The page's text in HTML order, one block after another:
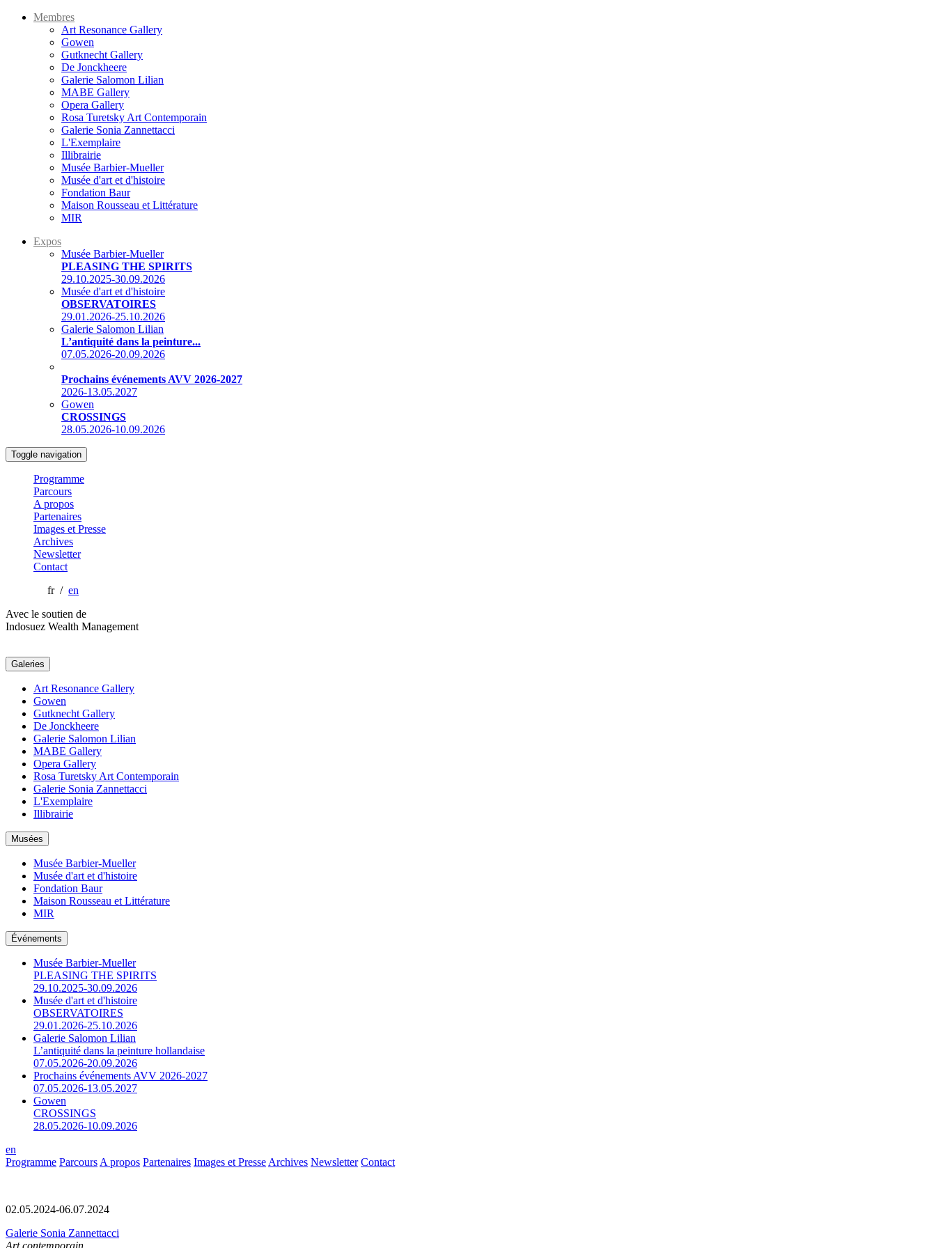
Membres
Art Resonance Gallery
Gowen
Gutknecht Gallery
De Jonckheere
Galerie Salomon Lilian
MABE Gallery
Opera Gallery
Rosa Turetsky Art Contemporain
Galerie Sonia Zannettacci
L'Exemplaire
Illibrairie
Musée Barbier-Mueller
Musée d'art et d'histoire
Fondation Baur
Maison Rousseau et Littérature
MIR
Expos
Musée Barbier-Mueller
PLEASING THE SPIRITS
29.10.2025-30.09.2026
Musée d'art et d'histoire
OBSERVATOIRES
29.01.2026-25.10.2026
Galerie Salomon Lilian
L’antiquité dans la peinture...
07.05.2026-20.09.2026
Prochains événements AVV 2026-2027
2026-13.05.2027
Gowen
CROSSINGS
28.05.2026-10.09.2026
Toggle navigation
Programme
Parcours
A propos
Partenaires
Images et Presse
Archives
Newsletter
Contact
fr / en
Avec le soutien de
Indosuez Wealth Management
Galeries
Art Resonance Gallery
Gowen
Gutknecht Gallery
De Jonckheere
Galerie Salomon Lilian
MABE Gallery
Opera Gallery
Rosa Turetsky Art Contemporain
Galerie Sonia Zannettacci
L'Exemplaire
Illibrairie
Musées
Musée Barbier-Mueller
Musée d'art et d'histoire
Fondation Baur
Maison Rousseau et Littérature
MIR
Événements
Musée Barbier-Mueller
PLEASING THE SPIRITS
29.10.2025-30.09.2026
Musée d'art et d'histoire
OBSERVATOIRES
29.01.2026-25.10.2026
Galerie Salomon Lilian
L’antiquité dans la peinture hollandaise
07.05.2026-20.09.2026
Prochains événements AVV 2026-2027
07.05.2026-13.05.2027
Gowen
CROSSINGS
28.05.2026-10.09.2026
en
Programme Parcours A propos Partenaires Images et Presse Archives Newsletter Contact
02.05.2024-06.07.2024
Galerie Sonia Zannettacci
Art contemporain